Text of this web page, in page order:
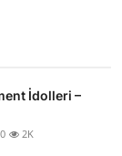
İdolleri –
0 2K